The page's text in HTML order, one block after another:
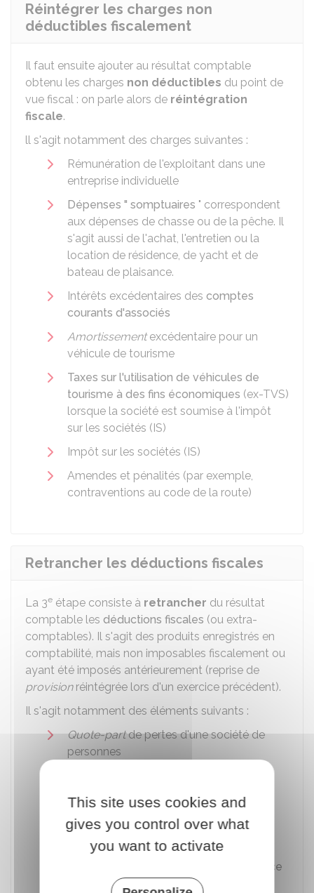
Réintégrer les charges non
déductibles fiscalement
Il faut ensuite ajouter au résultat comptable
obtenu les charges non déductibles du point de
vue fiscal : on parle alors de réintégration
fiscale.
ll s'agit notamment des charges suivantes :
Rémunération de l'exploitant dans une
entreprise individuelle
Dépenses " somptuaires " correspondent
aux dépenses de chasse ou de la pêche. Il
s'agit aussi de l'achat, l'entretien ou la
location de résidence, de yacht et de
bateau de plaisance.
Intérêts excédentaires des comptes
courants d'associés
Amortissementexcédentaire pour un
véhicule de tourisme
Taxes sur l'utilisation de véhicules de
tourisme à des fins économiques (ex-TVS)
lorsque la société est soumise à l'impôt
sur les sociétés (IS)
Impôt sur les sociétés (IS)
Amendes et pénalités (par exemple,
contraventions au code de la route)
Retrancher les déductions fiscales
La 3e étape consiste à retrancher du résultat
comptable les déductions fiscales (ou extra-
comptables). Il s'agit des produits enregistrés en
comptabilité, mais non imposables fiscalement ou
ayant été imposés antérieurement (reprise de
provisionréintégrée lors d'un exercice précédent).
Il s'agit notamment des éléments suivants :
Quote-partde pertes d'une société de
personnes
Montant de l'abattement ou de
l'exonération pour les entreprises
implantées dans leszones franches
urbaines (ZFU), dans leszones de
revitalisation rurale (ZRR) ou zone France
ruralités revitalisations (FRR)
This site uses cookies and
gives you control over what
you want to activate